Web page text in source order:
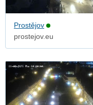
Prostějov
prostejov.eu